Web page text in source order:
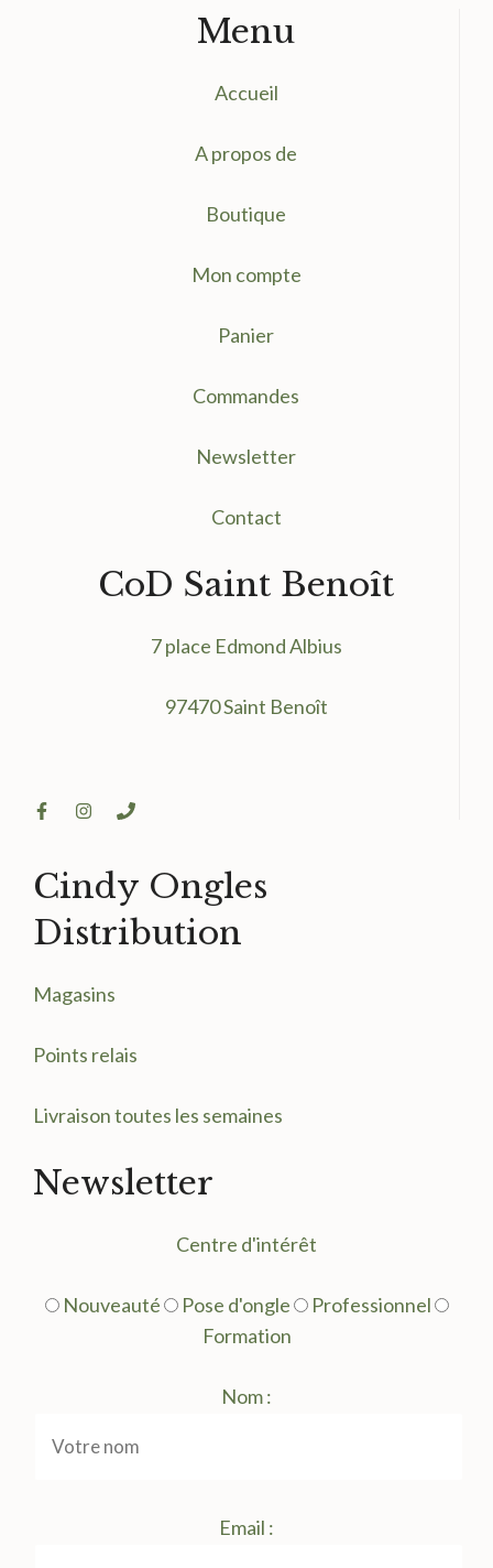
Menu
Accueil
A propos de
Boutique
Mon compte
Panier
Commandes
Newsletter
Contact
CoD Saint Benoît
7 place Edmond Albius
97470 Saint Benoît
Cindy Ongles
Distribution
Magasins
Points relais
Livraison toutes les semaines
Newsletter
Centre d'intérêt
Nouveauté Pose d'ongle
Professionnel
Formation
Nom :
Email :